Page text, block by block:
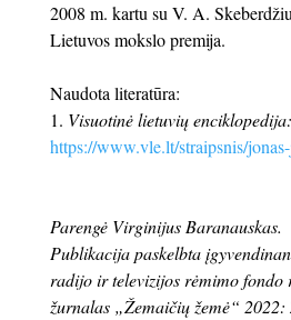
2008 m. kartu su V. A.
Lietuvos mokslo premija.
Naudota literatūra:
1. Visuotinė lietuvių enciklopedija:
https://www.vle.lt/straipsnis/
Parengė Virginijus Baranauskas.
Publikacija paskelbta
radijo ir televizijos rėmimo fondo
žurnalas „Žemaičių žemė“